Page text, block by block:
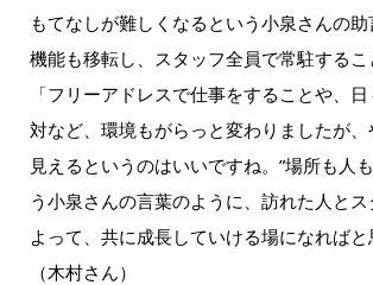
もてなしが難しくなるという小泉さんの
機能も移転し、スタッフ全員で常駐するこ
「フリーアドレスで仕事をすることや、
対など、環境もがらっと変わりましたが
見えるというのはいいですね。”場所も人
う小泉さんの言葉のように、訪れた人と
よって、共に成長していける場になればと
（木村さん）